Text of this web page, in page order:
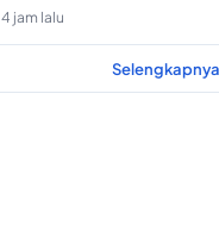
4 jam lalu